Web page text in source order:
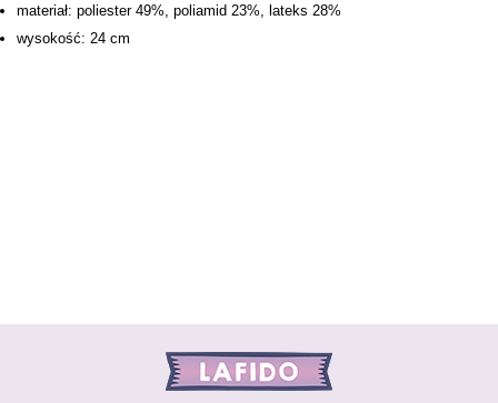
materiał: poliester 49%, poliamid 23%, lateks 28%
wysokość: 24 cm